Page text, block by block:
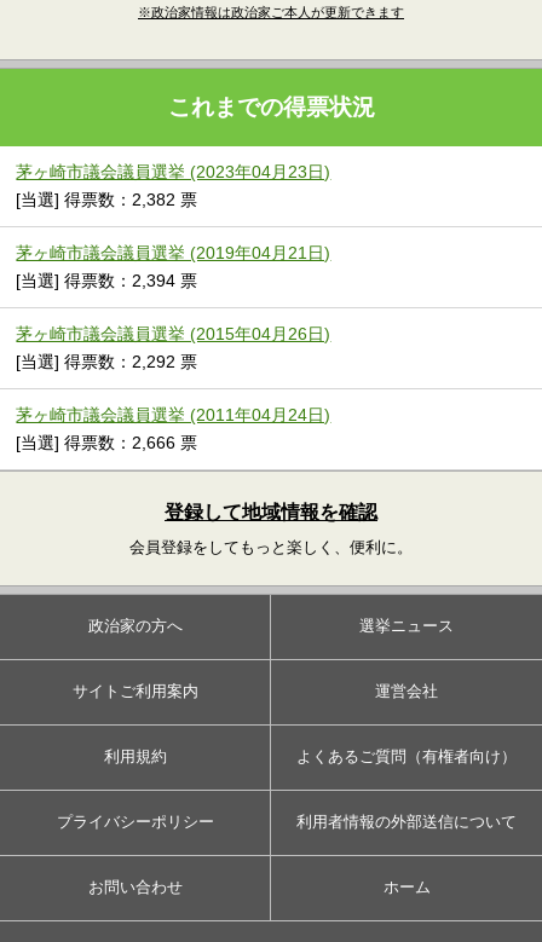
※政治家情報は政治家ご本人が更新できます
これまでの得票状況
茅ヶ崎市議会議員選挙 (2023年04月23日)
[当選] 得票数：2,382 票
茅ヶ崎市議会議員選挙 (2019年04月21日)
[当選] 得票数：2,394 票
茅ヶ崎市議会議員選挙 (2015年04月26日)
[当選] 得票数：2,292 票
茅ヶ崎市議会議員選挙 (2011年04月24日)
[当選] 得票数：2,666 票
登録して地域情報を確認
会員登録をしてもっと楽しく、便利に。
政治家の方へ 選挙ニュース
サイトご利用案内 運営会社
利用規約 よくあるご質問（有権者向け）
プライバシーポリシー 利用者情報の外部送信について
お問い合わせ ホーム